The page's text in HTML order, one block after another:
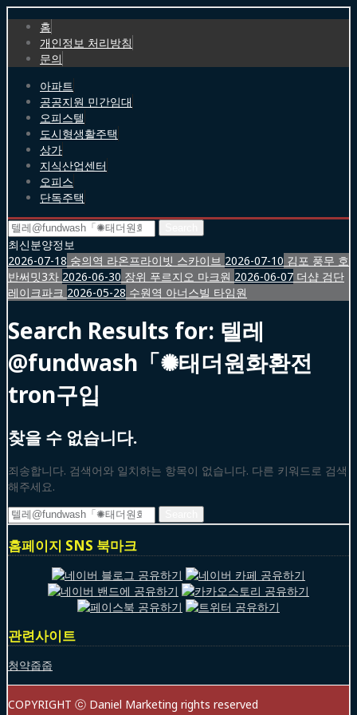
홈
개인정보 처리방침
문의
아파트
공공지원 민간임대
오피스텔
도시형생활주택
상가
지식산업센터
오피스
단독주택
Search
for:
최신분양정보
2026-07-18 숭의역 라온프라이빗 스카이브 2026-07-10 김포 풍무 호
반써밋3차 2026-06-30 장위 푸르지오 마크원 2026-06-07 더샵 검단
레이크파크 2026-05-28 수원역 아너스빌 타임원
Search Results for: 텔레
@fundwash「✺태더원화환전
tron구입
찾을 수 없습니다.
죄송합니다. 검색어와 일치하는 항목이 없습니다. 다른 키워드로 검색
해주세요.
Search
for:
홈페이지 SNS 북마크
관련사이트
청약줍줍
COPYRIGHT ⓒ Daniel Marketing rights reserved